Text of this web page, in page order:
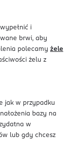
i
brwi, aby
polecamy żele
żelu z
jak w przypadku
bazy na
w
lub gdy chcesz